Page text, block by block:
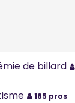
de billard
185 pros